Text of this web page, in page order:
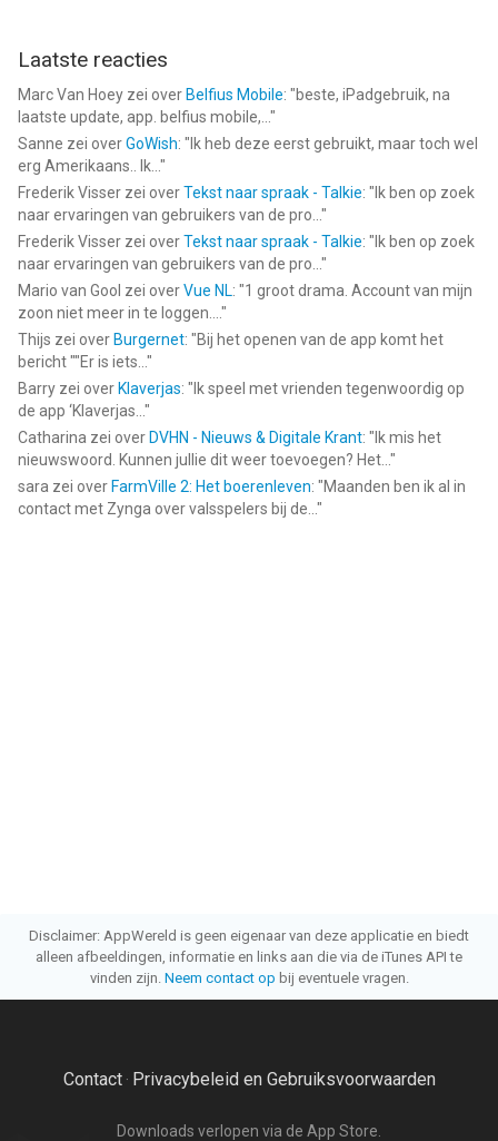
Laatste reacties
Marc Van Hoey zei over Belfius Mobile: "beste, iPadgebruik, na
laatste update, app. belfius mobile,... "
Sanne zei overGoWish: " Ik heb deze eerst gebruikt, maar toch wel
erg Amerikaans.. Ik... "
Frederik Visser zei overTekst naar spraak - Talkie: " Ik ben op zoek
naar ervaringen van gebruikers van de pro... "
Frederik Visser zei overTekst naar spraak - Talkie: " Ik ben op zoek
naar ervaringen van gebruikers van de pro... "
Mario van Gool zei overVue NL: "1 groot drama. Account van mijn
zoon niet meer in te loggen.... "
Thijs zei over Burgernet: "Bij het openen van de app komt het
bericht ""Er is iets... "
Barry zei over Klaverjas: " Ik speel met vrienden tegenwoordig op
de app ‘Klaverjas... "
Catharina zei over DVHN - Nieuws & Digitale Krant: " Ik mis het
nieuwswoord. Kunnen jullie dit weer toevoegen? Het... "
sara zei over FarmVille 2: Het boerenleven: "Maanden ben ik al in
contact met Zynga over valsspelers bij de... "
Disclaimer: AppWereld is geen eigenaar van deze applicatie en biedt
alleen afbeeldingen, informatie en links aan die via de iTunes API te
vinden zijn. Neem contact op bij eventuele vragen.
Contact· Privacybeleid en Gebruiksvoorwaarden
Downloads verlopen via de App Store.